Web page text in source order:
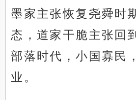
墨家主张恢复尧舜时
态，道家干脆主张回
部落时代，小国寡民
业。